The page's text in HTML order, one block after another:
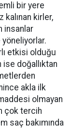
bir yere
kalınan kirler,
insanlar
etkisi olduğu
ise doğallıktan
akla ilk
olmayan
çok tercih
saç bakımında